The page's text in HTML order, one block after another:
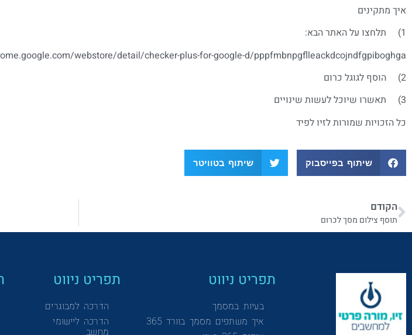
איך מתקינים
1) תלחצו על האתר הבא:
webstore/detail/checker-plus-for-google-d/pppfmbnpgflleackdcojndfgpiboghga
2) הוסף לגוגל כרום
3) תאשרו שיוכל לעשות שינויים
כל הזכויות שמורות לזיו לפיד
שיתוף בפייסבוק שיתוף בטוויטר
הקודם
תוסף צילום מסך לכרום
תפריט ניווט
בעיות במסמך
איך משתפים מסמך בוורד 365
תפריט ניווט
הדרכה למבוגרים
הדרכה ליישומי
מחשב